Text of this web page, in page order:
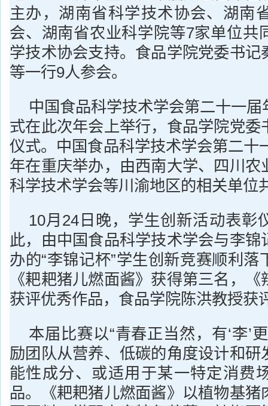
主办，湖南省科学技术协会、湖南
会、湖南省农业科学院等7家单位共
学技术协会支持。食品学院党委书记
等一行9人参会。
中国食品科学技术学会第二十一
式在此次年会上举行，食品学院党委
仪式。中国食品科学技术学会第二十
年在重庆举办，由西南大学、四川农
科学技术学会等川渝地区的相关单位
10月24日晚，学生创新活动表彰
此，由中国食品科学技术学会与李锦
办的“李锦记杯”学生创新竞赛顺利落
《耙耙猪儿燃面酱》获得第三名，
获评优秀作品，食品学院陈洪教授获
本届比赛以“青春正当然，有‘李’
励团队从营养、低碳的角度设计和研
能性成分、或适用于某一特定消费
品。《耙耙猪儿燃面酱》以植物基猪